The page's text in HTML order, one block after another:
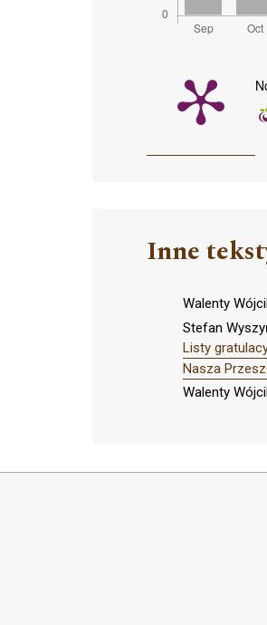
Inne
Walenty
Stefan
Listy
Nasza
Walenty